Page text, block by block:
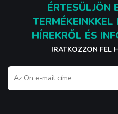
ÉRTESÜLJÖN
HÍREKRŐL ÉS
IRATKOZZON FEL